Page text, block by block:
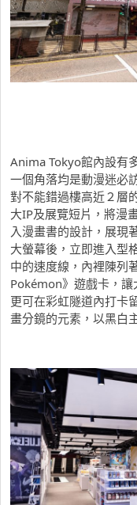
Anima Tokyo館內設有
一個角落均是動漫迷必
對不能錯過樓高近２層
大IP及展覽短片，將漫
入漫畫書的設計，展現
大螢幕後，立即進入型
中的速度線，內裡陳列
Pokémon》遊戲卡，
更可在彩虹隧道內打卡
畫分鏡的元素，以黑白